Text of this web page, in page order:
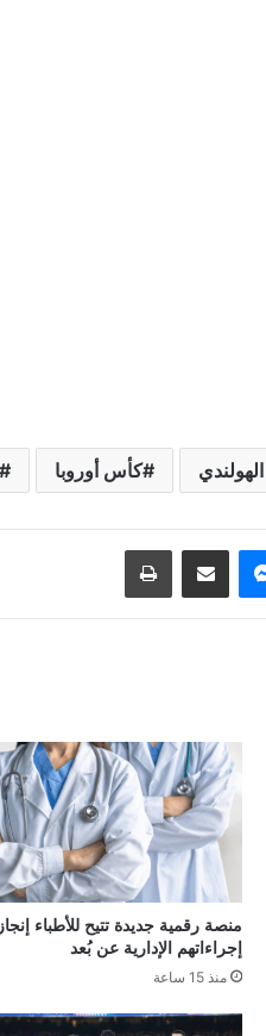
كأس أوروبا
منصة رقمية جديدة تتيح للأطباء إنجاز
إجراءاتهم الإدارية عن بُعد
منذ 15 ساعة